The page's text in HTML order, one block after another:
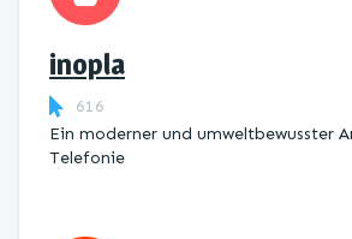
inopla
616
Ein moderner und umweltbewusster
Telefonie